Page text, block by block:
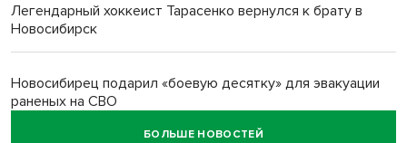
Легендарный хоккеист Тарасенко вернулся к брату в
Новосибирск
Новосибирец подарил «боевую десятку» для эвакуации
раненых на СВО
БОЛЬШЕ НОВОСТЕЙ